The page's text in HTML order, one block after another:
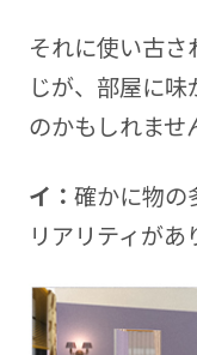
それに使い古
じが、部屋に
のかもしれま
イ： 確かに物
リアリティがあ